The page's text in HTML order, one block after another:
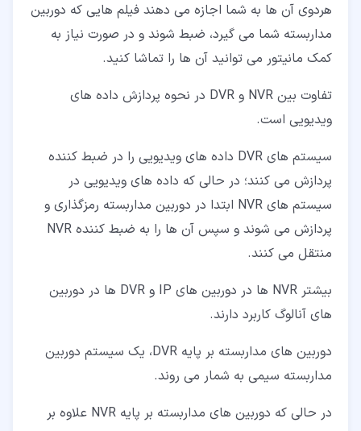
هردوی آن ها به شما اجازه می دهند فیلم هایی که دوربین
مداربسته شما می گیرد، ضبط شوند و در صورت نیاز به
کمک مانیتور می توانید آن ها را تماشا کنید.
تفاوت بین NVR و DVR در نحوه پردازش داده های
ویدیویی است.
سیستم های DVR داده های ویدیویی را در ضبط کننده
پردازش می کنند؛ در حالی که داده های ویدیویی در
سیستم های NVR ابتدا در دوربین مداربسته رمزگذاری و
پردازش می شوند و سپس آن ها را به ضبط کننده NVR
منتقل می کنند.
بیشتر NVR ها در دوربین های IP و DVR ها در دوربین
های آنالوگ کاربرد دارند.
دوربین های مداربسته بر پایه DVR، یک سیستم دوربین
مداربسته سیمی به شمار می روند.
در حالی که دوربین های مداربسته بر پایه NVR علاوه بر